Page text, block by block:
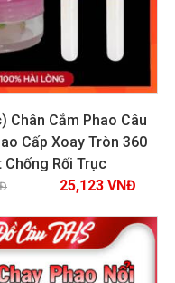
Xem chi tiết
Chân Cắm Phao Câu
Cấp Xoay Tròn 360
Rối Trục
25,123 VNĐ